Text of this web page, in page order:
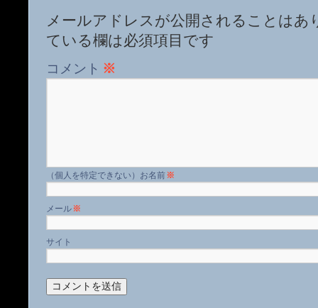
メールアドレスが公開されることはあ
ている欄は必須項目です
コメント ※
名前※
メール※
サイト